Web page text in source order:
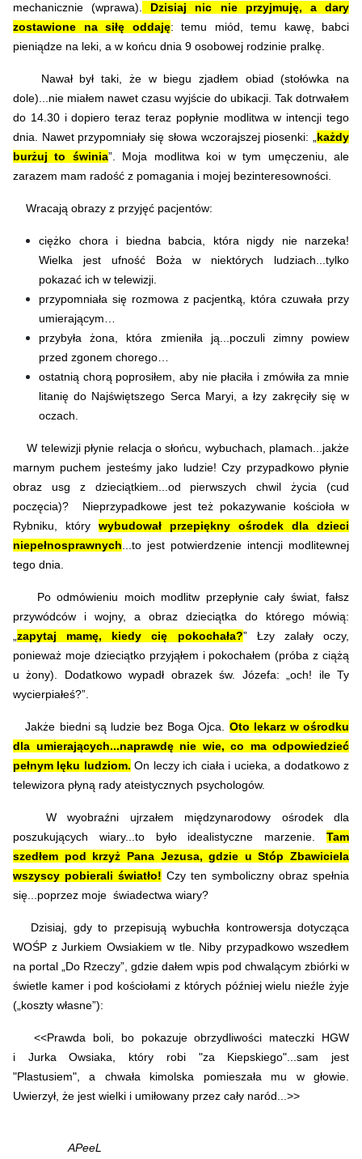
mechanicznie (wprawa).
Dzisiaj nic nie przyjmuję, a dary
zostawione na siłę oddaję: temu miód, temu kawę, babci
pieniądze na leki, a w końcu dnia 9 osobowej rodzinie pralkę.
Nawał był taki, że w biegu zjadłem obiad (stołówka na
dole)...nie miałem nawet czasu wyjście do ubikacji. Tak dotrwałem
do 14.30 i dopiero teraz teraz popłynie modlitwa w intencji tego
dnia. Nawet przypomniały się słowa wczorajszej piosenki: „ każdy
burżuj to świnia”. Moja modlitwa koi w tym umęczeniu, ale
zarazem mam radość z pomagania i mojej bezinteresowności.
Wracają obrazy z przyjęć pacjentów:
ciężko chora i biedna babcia, która nigdy nie narzeka!
Wielka jest ufność Boża w niektórych ludziach...tylko
pokazać ich w telewizji.
przypomniała się rozmowa z pacjentką, która czuwała przy
umierającym…
przybyła żona, która zmieniła ją...poczuli zimny powiew
przed zgonem chorego…
ostatnią chorą poprosiłem, aby nie płaciła i zmówiła za mnie
litanię do Najświętszego Serca Maryi, a łzy zakręciły się w
oczach.
W telewizji płynie relacja o słońcu, wybuchach, plamach...jakże
marnym puchem jesteśmy jako ludzie! Czy przypadkowo płynie
obraz usg z dzieciątkiem...od pierwszych chwil życia (cud
poczęcia)? Nieprzypadkowe jest też pokazywanie kościoła w
Rybniku, który wybudował przepiękny ośrodek dla dzieci
niepełnosprawnych ...to jest potwierdzenie intencji modlitewnej
tego dnia.
Po odmówieniu moich modlitw przepłynie cały świat, fałsz
przywódców i wojny, a obraz dzieciątka do którego mówią:
zapytaj mamę, kiedy cię pokochała?” Łzy zalały oczy,
ponieważ moje dzieciątko przyjąłem i pokochałem (próba z ciążą
u żony). Dodatkowo wypadł obrazek św. Józefa: „och! ile Ty
wycierpiałeś?”.
Jakże biedni są ludzie bez Boga Ojca. Oto lekarz w ośrodku
dla umierających...naprawdę nie wie, co ma odpowiedzieć
pełnym lęku ludziom. On leczy ich ciała i ucieka, a dodatkowo z
telewizora płyną rady ateistycznych psychologów.
W wyobraźni ujrzałem międzynarodowy ośrodek dla
poszukujących wiary...to było idealistyczne marzenie. Tam
szedłem pod krzyż Pana Jezusa, gdzie u Stóp Zbawiciela
wszyscy pobierali światło! Czy ten symboliczny obraz spełnia
się...poprzez moje świadectwa wiary?
Dzisiaj, gdy to przepisują wybuchła kontrowersja dotycząca
WOŚP z Jurkiem Owsiakiem w tle. Niby przypadkowo wszedłem
na portal „Do Rzeczy”, gdzie dałem wpis pod chwalącym zbiórki w
świetle kamer i pod kościołami z których później wielu nieźle żyje
(„koszty własne”):
<<Prawda boli, bo pokazuje obrzydliwości mateczki HGW
i Jurka Owsiaka, który robi "za Kiepskiego"...sam jest
"Plastusiem", a chwała kimolska pomieszała mu w głowie.
Uwierzył, że jest wielki i umiłowany przez cały naród...>>
APeeL